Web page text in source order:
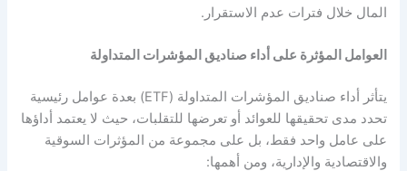
المال خلال فترات عدم الاستقرار.
العوامل المؤثرة على أداء صناديق المؤشرات المتداولة
يتأثر أداء صناديق المؤشرات المتداولة (ETF) بعدة عوامل رئيسية
تحدد مدى تحقيقها للعوائد أو تعرضها للتقلبات، حيث لا يعتمد أداؤها
على عامل واحد فقط، بل على مجموعة من المؤثرات السوقية
والاقتصادية والإدارية، ومن أهمها: